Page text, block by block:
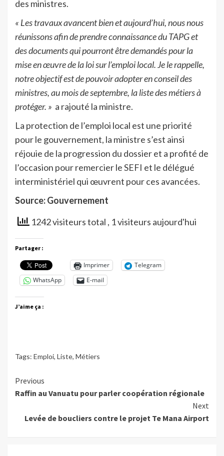
des ministres.
« Les travaux avancent bien et aujourd’hui, nous nous
réunissons afin de prendre connaissance du TAPG et
des documents qui pourront être demandés pour la
mise en œuvre de la loi sur l’emploi local. Je le rappelle,
notre objectif est de pouvoir adopter en conseil des
ministres, au mois de septembre, la liste des métiers à
protéger. » a rajouté la ministre.
La protection de l’emploi local est une priorité
pour le gouvernement, la ministre s’est ainsi
réjouie de la progression du dossier et a profité de
l’occasion pour remercier le SEFI et le délégué
interministériel qui œuvrent pour ces avancées.
Source: Gouvernement
1242 visiteurs total , 1 visiteurs aujourd'hui
Partager :
Imprimer
Telegram
WhatsApp
E-mail
J’aime ça :
Tags: Emploi, Liste, Métiers
Continue
Reading
Previous
Raffin au Vanuatu pour parler coopération régionale
Next
Levée de boucliers contre le projet Te Mana Airport